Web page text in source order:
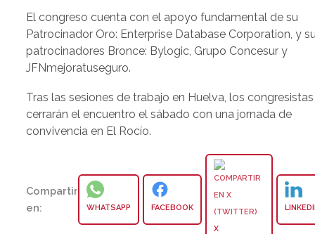
El congreso cuenta con el apoyo fundamental de su
Patrocinador Oro: Enterprise Database Corporation, y
patrocinadores Bronce: Bylogic, Grupo Concesur y
JFNmejoratuseguro.
Tras las sesiones de trabajo en Huelva, los congresistas
cerrarán el encuentro el sábado con una jornada de
convivencia en El Rocío.
Compartir
en:
WHATSAPP FACEBOOK
X